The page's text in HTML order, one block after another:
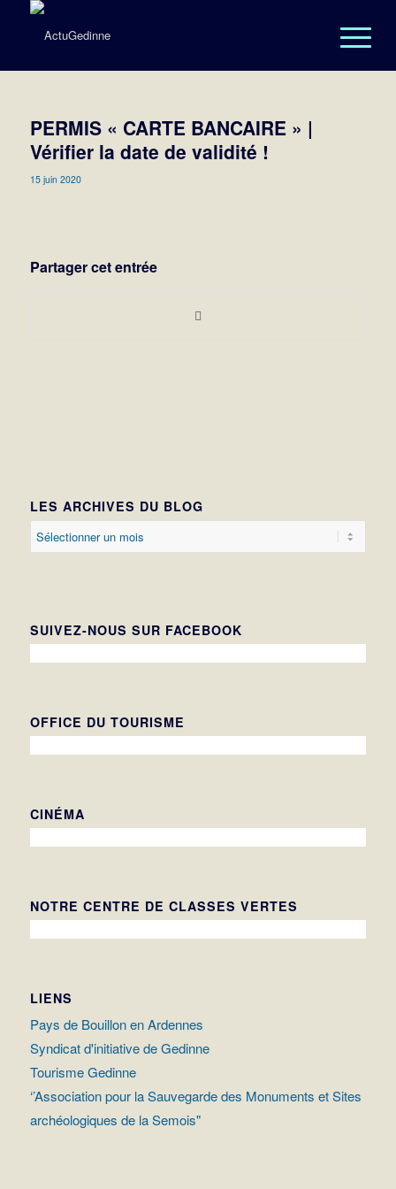
PERMIS « CARTE BANCAIRE » |
Vérifier la date de validité !
15 juin 2020
Partager cet entrée
LES ARCHIVES DU BLOG
SUIVEZ-NOUS SUR FACEBOOK
OFFICE DU TOURISME
CINÉMA
NOTRE CENTRE DE CLASSES VERTES
LIENS
Pays de Bouillon en Ardennes
Syndicat d'initiative de Gedinne
Tourisme Gedinne
‘’Association pour la Sauvegarde des Monuments et Sites
archéologiques de la Semois"